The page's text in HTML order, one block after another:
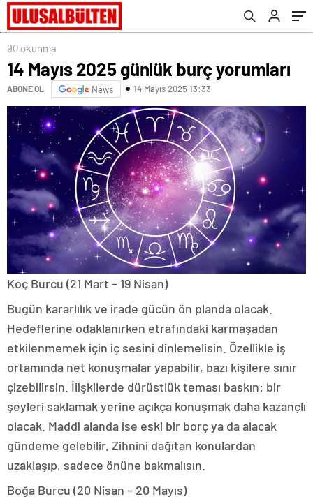
90 okunma
14 Mayıs 2025 günlük burç yorumları
ABONE OL News 14 Mayıs 2025 13:33
Koç Burcu (21 Mart – 19 Nisan)
Bugün kararlılık ve irade gücün ön planda olacak.
Hedeflerine odaklanırken etrafındaki karmaşadan
etkilenmemek için iç sesini dinlemelisin. Özellikle iş
ortamında net konuşmalar yapabilir, bazı kişilere sınır
çizebilirsin. İlişkilerde dürüstlük teması baskın: bir
şeyleri saklamak yerine açıkça konuşmak daha kazançlı
olacak. Maddi alanda ise eski bir borç ya da alacak
gündeme gelebilir. Zihnini dağıtan konulardan
uzaklaşıp, sadece önüne bakmalısın.
Boğa Burcu (20 Nisan – 20 Mayıs)